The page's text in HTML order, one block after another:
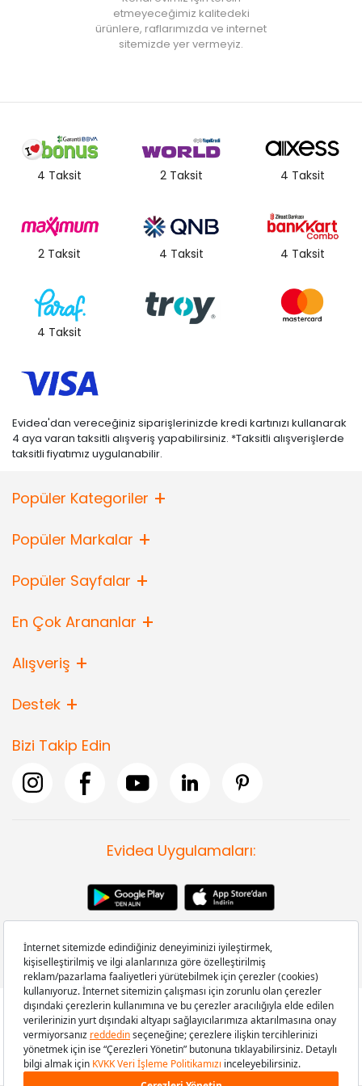
etmeyeceğimiz kalitedeki
ürünlere, raflarımızda ve internet
sitemizde yer vermeyiz.
4 Taksit 2 Taksit 4 Taksit
2 Taksit 4 Taksit 4 Taksit
4 Taksit
Evidea'dan vereceğiniz siparişlerinizde kredi kartınızı kullanarak
4 aya varan taksitli alışveriş yapabilirsiniz. *Taksitli alışverişlerde
taksitli fiyatımız uygulanabilir.
Popüler Kategoriler
Popüler Markalar
Popüler Sayfalar
En Çok Arananlar
Alışveriş
Destek
Bizi Takip Edin
Evidea Uygulamaları:
Copyright © 2008-2026 Evidea.com | Tüm hakları saklıdır.